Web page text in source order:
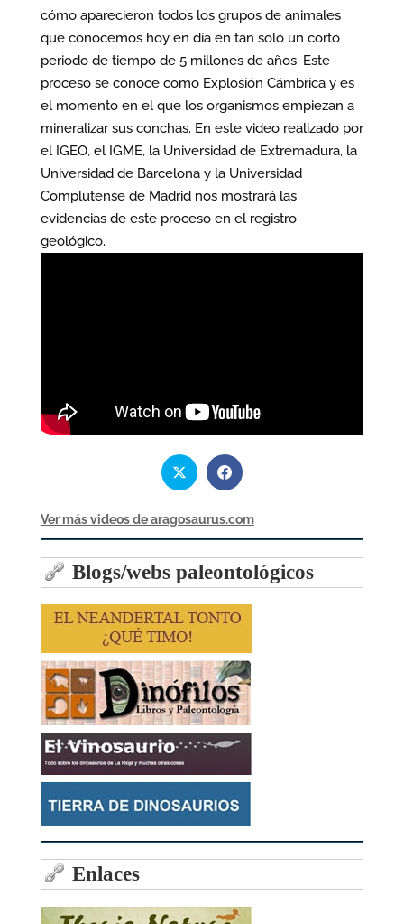
cómo aparecieron todos los grupos de animales
que conocemos hoy en día en tan solo un corto
periodo de tiempo de 5 millones de años. Este
proceso se conoce como Explosión Cámbrica y es
el momento en el que los organismos empiezan a
mineralizar sus conchas. En este video realizado por
el IGEO, el IGME, la Universidad de Extremadura, la
Universidad de Barcelona y la Universidad
Complutense de Madrid nos mostrará las
evidencias de este proceso en el registro
geológico.
Ver más videos de aragosaurus.com
Blogs/webs paleontológicos
Enlaces